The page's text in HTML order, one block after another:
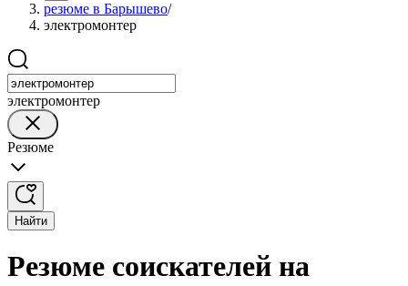
резюме в Барышево/
электромонтер
электромонтер
Резюме
Найти
Резюме соискателей на